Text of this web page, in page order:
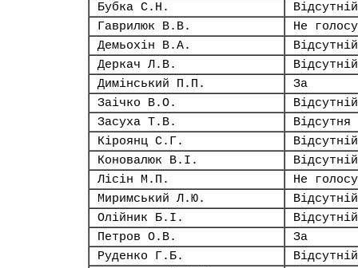
Бубка С.Н.
Відсутній
Гаврилюк В.В.
Не
Демьохін В.А.
Відсутній
Деркач Л.В.
Відсутній
Димінський П.П.
За
Заічко В.О.
Відсутній
Засуха Т.В.
Відсутня
Кіроянц С.Г.
Відсутній
Коновалюк В.І.
Відсутній
Лісін М.П.
Не
Миримський Л.Ю.
Відсутній
Олійник Б.І.
Відсутній
Петров О.В.
За
Руденко Г.Б.
Відсутній